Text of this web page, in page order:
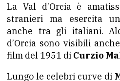
La Val d’Orcia è
stranieri ma esercita
anche tra gli italiani.
d’Orcia sono visibili
film del 1951 di Curzio
Lungo le celebri curve di